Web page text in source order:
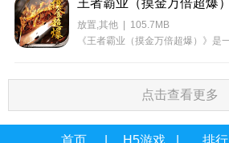
放置,其他 | 105.7MB
点击查看更多
首页 H5游戏 排行